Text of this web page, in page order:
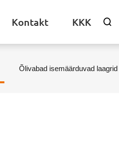
Kontakt KKK 
Õlivabad isemäärduvad laagrid